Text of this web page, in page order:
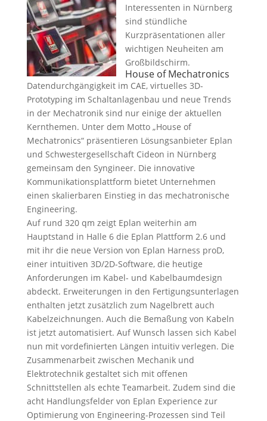
Interessenten in Nürnberg
sind stündliche
Kurzpräsentationen aller
wichtigen Neuheiten am
Großbildschirm.
House of Mechatronics
Datendurchgängigkeit im CAE, virtuelles 3D-
Prototyping im Schaltanlagenbau und neue Trends
in der Mechatronik sind nur einige der aktuellen
Kernthemen. Unter dem Motto „House of
Mechatronics“ präsentieren Lösungsanbieter Eplan
und Schwestergesellschaft Cideon in Nürnberg
gemeinsam den Syngineer. Die innovative
Kommunikationsplattform bietet Unternehmen
einen skalierbaren Einstieg in das mechatronische
Engineering.
Auf rund 320 qm zeigt Eplan weiterhin am
Hauptstand in Halle 6 die Eplan Plattform 2.6 und
mit ihr die neue Version von Eplan Harness proD,
einer intuitiven 3D/2D-Software, die heutige
Anforderungen im Kabel- und Kabelbaumdesign
abdeckt. Erweiterungen in den Fertigungsunterlagen
enthalten jetzt zusätzlich zum Nagelbrett auch
Kabelzeichnungen. Auch die Bemaßung von Kabeln
ist jetzt automatisiert. Auf Wunsch lassen sich Kabel
nun mit vordefinierten Längen intuitiv verlegen. Die
Zusammenarbeit zwischen Mechanik und
Elektrotechnik gestaltet sich mit offenen
Schnittstellen als echte Teamarbeit. Zudem sind die
acht Handlungsfelder von Eplan Experience zur
Optimierung von Engineering-Prozessen sind Teil